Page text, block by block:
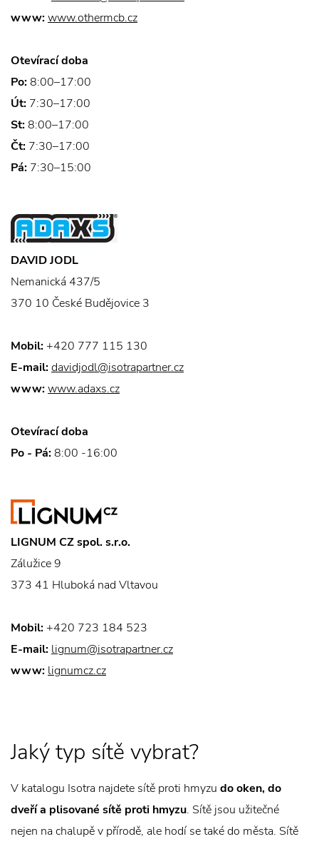
www:www.othermcb.cz
Otevírací doba
Po:8:00–17:00
Út: 7:30–17:00
St:8:00–17:00
Čt: 7:30–17:00
Pá: 7:30–15:00
DAVID JODL
Nemanická 437/5
370 10 České Budějovice 3
Mobil: +420 777 115 130
E-mail:davidjodl@isotrapartner.cz
www:www.adaxs.cz
Otevírací doba
Po - Pá:8:00 -16:00
LIGNUM CZ spol. s.r.o.
Zálužice 9
373 41 Hluboká nad Vltavou
Mobil: +420 723 184 523
E-mail: lignum@isotrapartner.cz
www: lignumcz.cz
Jaký typ sítě vybrat?
V katalogu Isotra najdete sítě proti hmyzu do oken, do
dveří a plisované sítě proti hmyzu. Sítě jsou užitečné
nejen na chalupě v přírodě, ale hodí se také do města. Sítě